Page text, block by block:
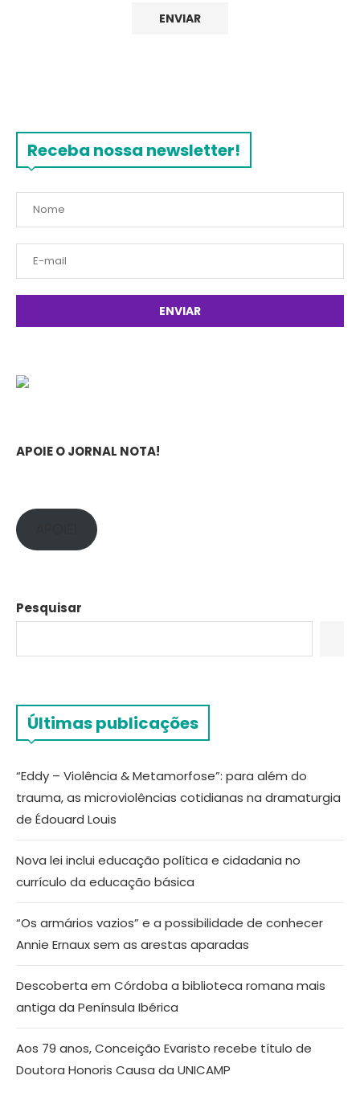
Receba nossa newsletter!
APOIE O JORNAL NOTA!
Pesquisar
Últimas publicações
“Eddy – Violência & Metamorfose”: para além do
trauma, as microviolências cotidianas na dramaturgia
de Édouard Louis
Nova lei inclui educação política e cidadania no
currículo da educação básica
“Os armários vazios” e a possibilidade de conhecer
Annie Ernaux sem as arestas aparadas
Descoberta em Córdoba a biblioteca romana mais
antiga da Península Ibérica
Aos 79 anos, Conceição Evaristo recebe título de
Doutora Honoris Causa da UNICAMP